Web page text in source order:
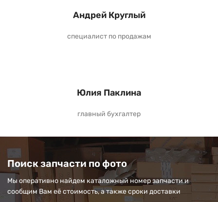
Андрей Круглый
специалист по продажам
Юлия Паклина
главный бухгалтер
Поиск запчасти по фото
Мы оперативно найдем каталожный номер запчасти и
сообщим Вам её стоимость, а также сроки доставки